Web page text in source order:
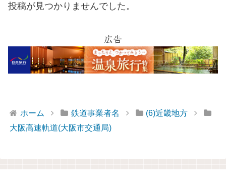
投稿が見つかりませんでした。
広告
ホーム 鉄道事業者名
(6)近畿地方
大阪高速軌道(大阪市交通局)